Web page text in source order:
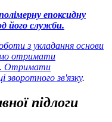
епоксидну
його служби.
з укладання основи
отримати
Отримати
зворотного зв'язку.
підлоги